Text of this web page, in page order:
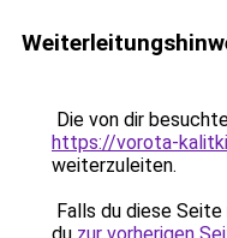
Die von dir
https://vorota-
weiterzuleiten.
Falls du diese